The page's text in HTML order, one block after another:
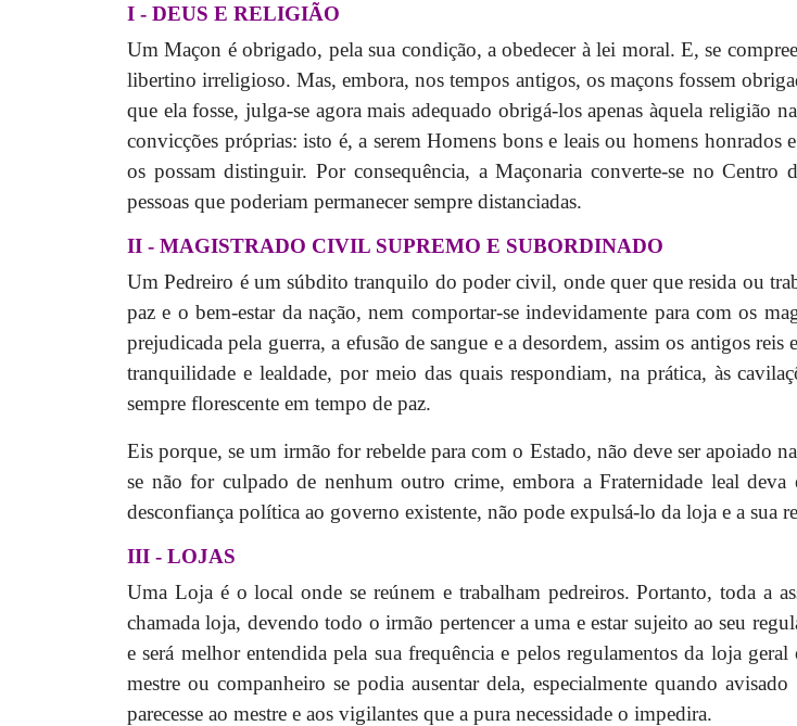
I - DEUS E RELIGIÃO
Um Maçon é obrigado, pela sua condição, a obedecer à lei moral. E, se
libertino irreligioso. Mas, embora, nos tempos antigos, os maçons fossem
que ela fosse, julga-se agora mais adequado obrigá-los apenas àquela religião
convicções próprias: isto é, a serem Homens bons e leais ou homens honrados
os possam distinguir. Por consequência, a Maçonaria converte-se no
pessoas que poderiam permanecer sempre distanciadas.
II - MAGISTRADO CIVIL SUPREMO E SUBORDINADO
Um Pedreiro é um súbdito tranquilo do poder civil, onde quer que resida ou
paz e o bem-estar da nação, nem comportar-se indevidamente para com os
prejudicada pela guerra, a efusão de sangue e a desordem, assim os antigos
tranquilidade e lealdade, por meio das quais respondiam, na prática, às
sempre florescente em tempo de paz.
Eis porque, se um irmão for rebelde para com o Estado, não deve ser apoiado
se não for culpado de nenhum outro crime, embora a Fraternidade leal
desconfiança política ao governo existente, não pode expulsá-lo da loja e a sua
III - LOJAS
Uma Loja é o local onde se reúnem e trabalham pedreiros. Portanto, toda a
chamada loja, devendo todo o irmão pertencer a uma e estar sujeito ao seu
e será melhor entendida pela sua frequência e pelos regulamentos da loja
mestre ou companheiro se podia ausentar dela, especialmente quando
parecesse ao mestre e aos vigilantes que a pura necessidade o impedira.